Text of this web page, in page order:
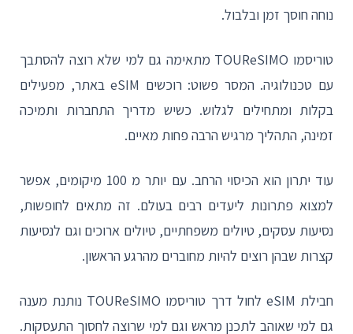
נוחה חוסך זמן ובלבול.
טוריסמו TOUReSIMO מתאימה גם למי שלא רוצה להסתבך
עם טכנולוגיה. המסר פשוט: רוכשים eSIM באתר, מפעילים
בקלות ומתחילים לגלוש. כשיש מדריך התחברות ותמיכה
זמינה, התהליך מרגיש הרבה פחות מאיים.
עוד יתרון הוא הכיסוי הרחב. עם יותר מ 100 מיקומים, אפשר
למצוא פתרונות ליעדים רבים בעולם. זה מתאים לחופשות,
נסיעות עסקים, טיולים משפחתיים, טיולים ארוכים וגם לנסיעות
קצרות שבהן רוצים להיות מחוברים מהרגע הראשון.
חבילת eSIM לחול דרך טוריסמו TOUReSIMO נותנת מענה
גם למי שאוהב לתכנן מראש וגם למי שרוצה לחסוך התעסקות.